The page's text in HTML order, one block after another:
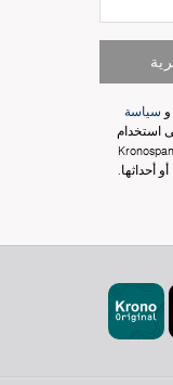
و سياسة
استخدام
معلومات الاتصال الخاصة بي من قبل Kronospan
أحداثها.